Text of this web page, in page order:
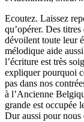
Ecoutez. Laissez
qu’opérer. Des
dévoilent toute leur
mélodique aide
l’écriture est très
expliquer pourquoi
pas dans nos
à l’Ancienne
grande est occupée
Dur aussi pour